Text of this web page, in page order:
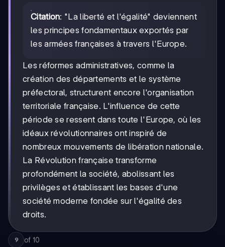
Citation: "La liberté et l'égalité" deviennent
les principes fondamentaux exportés par
les armées françaises à travers l'Europe.
Les réformes administratives, comme la
création des départements et le système
préfectoral, structurent encore l'organisation
territoriale française. L'influence de cette
période se ressent dans toute l'Europe, où les
idéaux révolutionnaires ont inspiré de
nombreux mouvements de libération nationale.
La Révolution française transforme
profondément la société, abolissant les
privilèges et établissant les bases d'une
société moderne fondée sur l'égalité des
droits.
9 of 10